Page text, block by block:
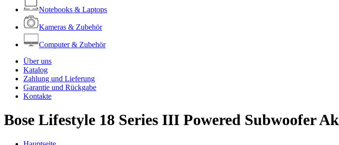
Notebooks & Laptops
Kameras & Zubehör
Computer & Zubehör
Über uns
Katalog
Zahlung und Lieferung
Garantie und Rückgabe
Kontakte
Bose Lifestyle 18 Series III Powered Subwoofer